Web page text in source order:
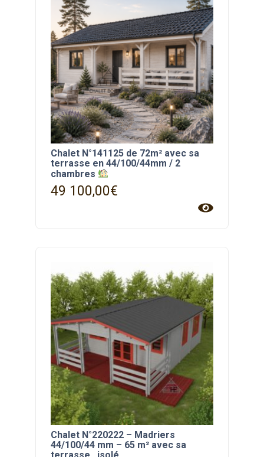
Chalet N°141125 de 72m² avec sa
terrasse en 44/100/44mm / 2
chambres
49 100,00€
Chalet N°220222 – Madriers
44/100/44 mm – 65 m² avec sa